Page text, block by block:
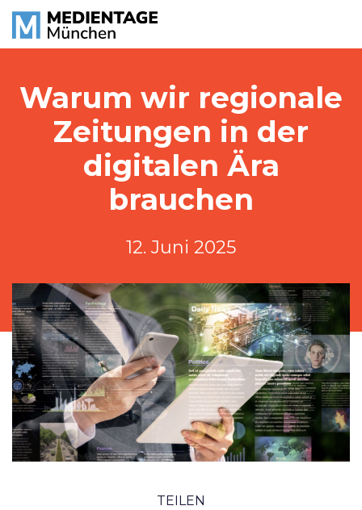
Warum wir regionale
Zeitungen in der
digitalen Ära
brauchen
12. Juni 2025
TEILEN